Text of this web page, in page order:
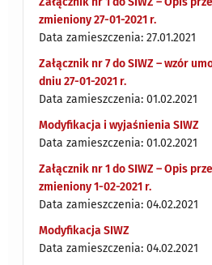
zmieniony 27-01-2021 r.
Data zamieszczenia: 27.01.2021
Załącznik nr 7 do SIWZ – wzór
dniu 27-01-2021 r.
Data zamieszczenia: 01.02.2021
Modyfikacja i wyjaśnienia SIWZ
Data zamieszczenia: 01.02.2021
Załącznik nr 1 do SIWZ – Opis
zmieniony 1-02-2021 r.
Data zamieszczenia: 04.02.2021
Modyfikacja SIWZ
Data zamieszczenia: 04.02.2021